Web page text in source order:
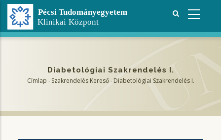
Ugrás
tartalomra
Diabetológiai Szakrendelés I.
Címlap - Szakrendelés Kereső - Diabetológiai Szakrendelés I.